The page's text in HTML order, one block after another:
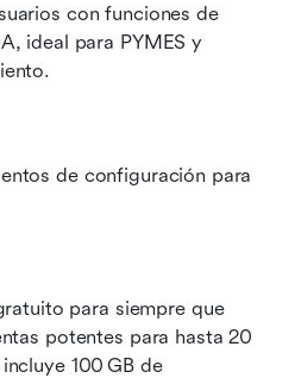
con funciones de
ideal para PYMES y
de configuración para
para siempre que
potentes para hasta 20
100 GB de